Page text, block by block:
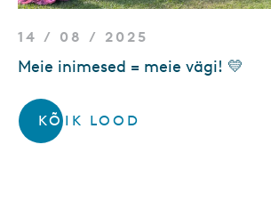
14 / 08 / 2025
Meie inimesed = meie vägi! 💛
KÕIK LOOD